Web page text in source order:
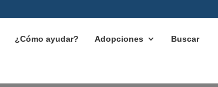
¿Cómo ayudar? Adopciones Buscar